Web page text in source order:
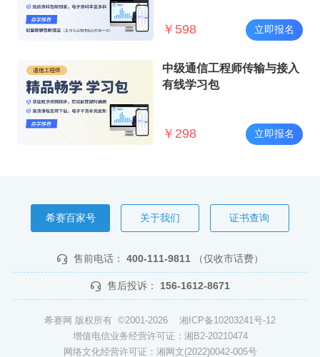
￥ 598 立即报名
中级通信工程师传输与接入
有线学习包
￥ 298 立即报名
希赛百家号 关于我们 证书查询
售前电话： 400-111-9811 （仅收市话费）
售后投诉： 156-1612-8671
希赛网 版权所有 ©2001-2026 湘ICP备10203241号-12
增值电信业务经营许可证：湘B2-20210474
网络文化经营许可证：湘网文(2022)0042-005号